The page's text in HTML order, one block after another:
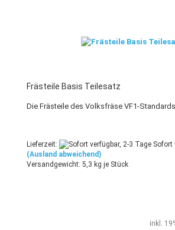
Frästeile Basis Teilesatz
Die Frästeile des Volksfräse VF1-
Lieferzeit:
Sofort
(Ausland abweichend)
Versandgewicht: 5,3 kg je Stück
inkl.